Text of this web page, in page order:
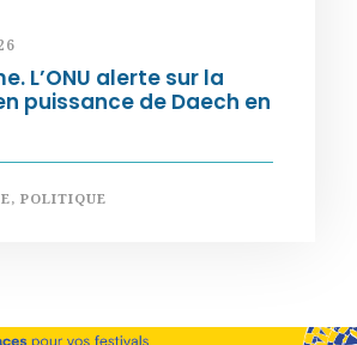
L’ONU alerte sur la
puissance de Daech en
, POLITIQUE